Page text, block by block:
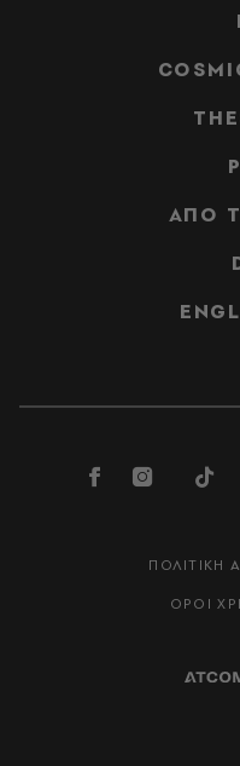
ΑΠΟ
ΠΟΛΙΤΙΚΗ
ΟΡΟΙ